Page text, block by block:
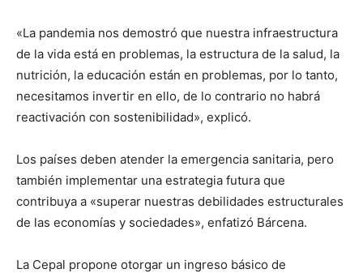
«La pandemia nos demostró que nuestra infraestructura
de la vida está en problemas, la estructura de la salud, la
nutrición, la educación están en problemas, por lo tanto,
necesitamos invertir en ello, de lo contrario no habrá
reactivación con sostenibilidad», explicó.
Los países deben atender la emergencia sanitaria, pero
también implementar una estrategia futura que
contribuya a «superar nuestras debilidades estructurales
de las economías y sociedades», enfatizó Bárcena.
La Cepal propone otorgar un ingreso básico de